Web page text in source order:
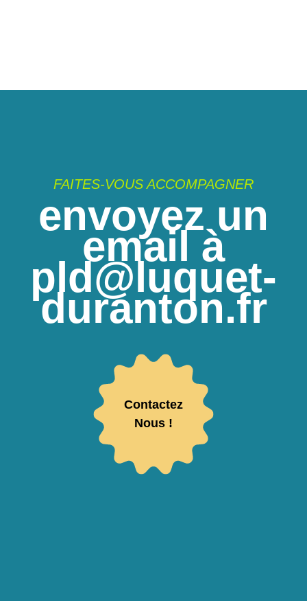
FAITES-VOUS ACCOMPAGNER
envoyez un
email à
pld@luquet-
duranton.fr
Contactez
Nous !